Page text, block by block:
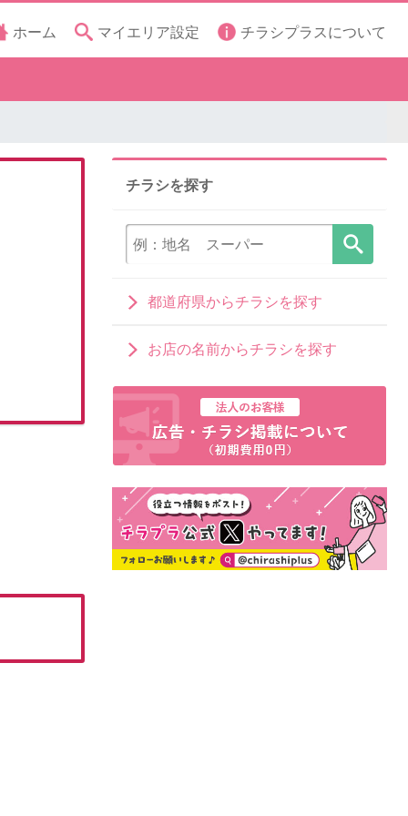
ホーム マイエリア設定 チラシプラスについて
チラシを探す
都道府県からチラシを探す
お店の名前からチラシを探す